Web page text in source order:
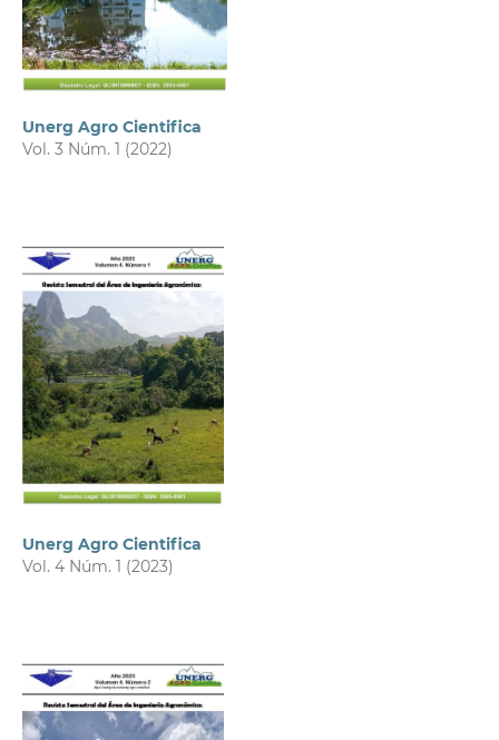
Unerg Agro Cientifica
Vol. 3 Núm. 1 (2022)
Unerg Agro Cientifica
Vol. 4 Núm. 1 (2023)